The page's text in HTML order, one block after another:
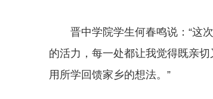
晋中学院学生何春鸣说：“这
的活力，每一处都让我觉得既亲
用所学回馈家乡的想法。”